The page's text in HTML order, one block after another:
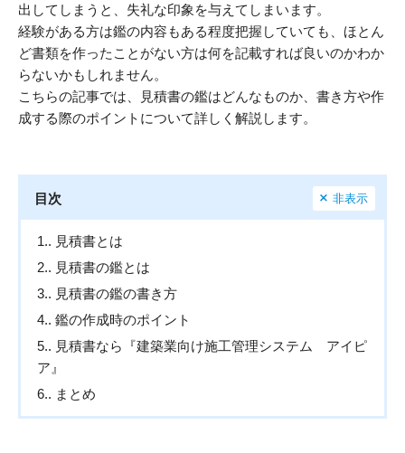
出してしまうと、失礼な印象を与えてしまいます。
経験がある方は鑑の内容もある程度把握していても、ほとん
ど書類を作ったことがない方は何を記載すれば良いのかわか
らないかもしれません。
こちらの記事では、見積書の鑑はどんなものか、書き方や作
成する際のポイントについて詳しく解説します。
目次 非表示
1.
見積書とは
2.
見積書の鑑とは
3.
見積書の鑑の書き方
4. 鑑の作成時のポイント
5.
見積書なら『建築業向け施工管理システム アイピ
ア』
6.
まとめ